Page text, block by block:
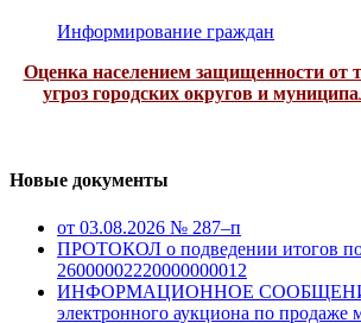
Информирование граждан
Оценка населением защищенности от
угроз городских округов и
Новые документы
от 03.08.2026 № 287–п
ПРОТОКОЛ о подведении итогов
26000002220000000012
ИНФОРМАЦИОННОЕ СООБЩЕНИЕ
электронного аукциона по продаже